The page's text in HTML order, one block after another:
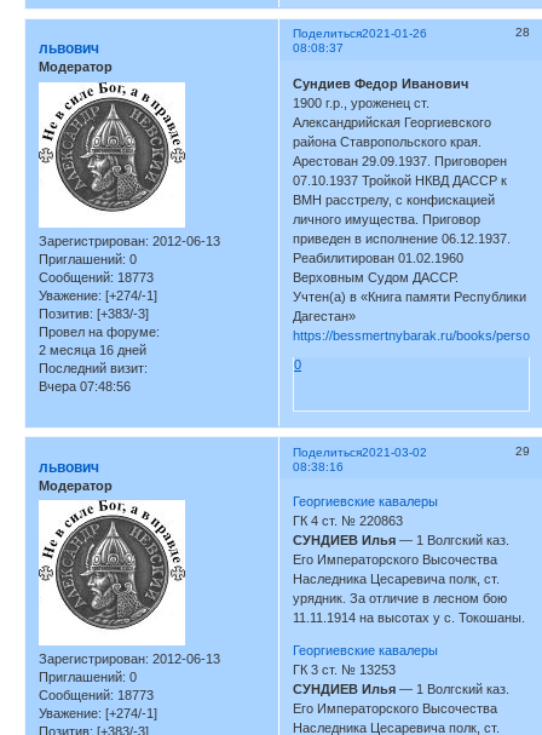
Поделиться 28
2021-01-26
08:08:37
львович
Модератор
Зарегистрирован: 2012-06-13
Приглашений: 0
Сообщений: 18773
Уважение: [+274/-1]
Позитив: [+383/-3]
Провел на форуме:
2 месяца 16 дней
Последний визит:
Вчера 07:48:56
Сундиев Федор Иванович
1900 г.р., уроженец ст.
Александрийская Георгиевского
района Ставропольского края.
Арестован 29.09.1937. Приговорен
07.10.1937 Тройкой НКВД ДАССР к
ВМН расстрелу, с конфискацией
личного имущества. Приговор
приведен в исполнение 06.12.1937.
Реабилитирован 01.02.1960
Верховным Судом ДАССР.
Учтен(а) в «Книга памяти Республики
Дагестан»
https://bessmertnybarak.ru/books/
0
Поделиться 29
2021-03-02
08:38:16
львович
Модератор
Зарегистрирован: 2012-06-13
Приглашений: 0
Сообщений: 18773
Уважение: [+274/-1]
Позитив: [+383/-3]
Георгиевские кавалеры
ГК 4 ст. № 220863
СУНДИЕВ Илья — 1 Волгский каз.
Его Императорского Высочества
Наследника Цесаревича полк, ст.
урядник. За отличие в лесном бою
11.11.1914 на высотах у с. Токошаны.
Георгиевские кавалеры
ГК 3 ст. № 13253
СУНДИЕВ Илья — 1 Волгский каз.
Его Императорского Высочества
Наследника Цесаревича полк, ст.